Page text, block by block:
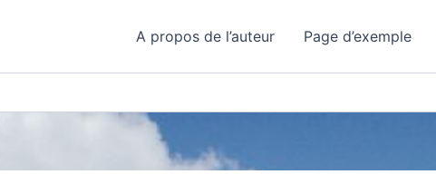
A propos de l’auteur Page d’exemple